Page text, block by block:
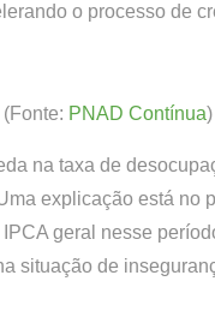
o processo de
(Fonte: PNAD Contínua)
na taxa de
explicação está no
geral nesse
situação de